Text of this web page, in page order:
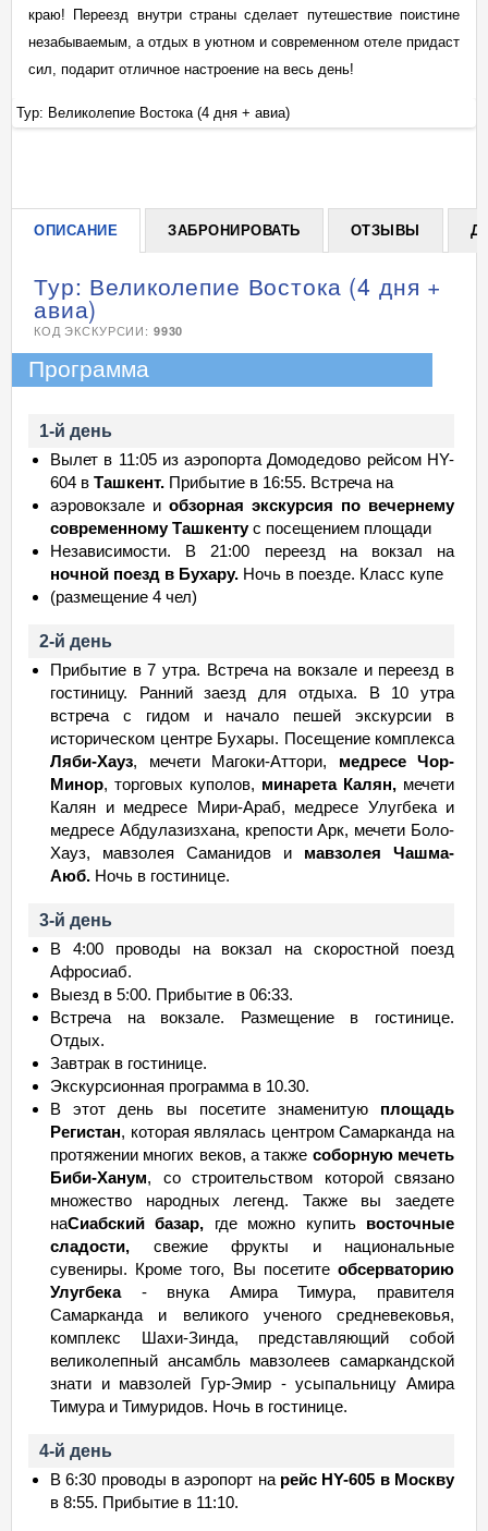
краю! Переезд внутри страны сделает путешествие поистине
незабываемым, а отдых в уютном и современном отеле придаст
сил, подарит отличное настроение на весь день!
Тур: Великолепие Востока (4 дня + авиа)
ОПИСАНИЕ ЗАБРОНИРОВАТЬ ОТЗЫВЫ
Тур: Великолепие Востока (4 дня +
авиа)
КОД ЭКСКУРСИИ: 9930
Программа
1-й день
Вылет в 11:05 из аэропорта Домодедово рейсом HY-
604 в Ташкент. Прибытие в 16:55. Встреча на
аэровокзале и обзорная экскурсия по вечернему
современному Ташкентус посещением площади
Независимости. В 21:00 переезд на вокзал на
ночной поезд в Бухару. Ночь в поезде. Класс купе
(размещение 4 чел)
2-й день
Прибытие в 7 утра. Встреча на вокзале и переезд в
гостиницу. Ранний заезд для отдыха. В 10 утра
встреча с гидом и начало пешей экскурсии в
историческом центре Бухары. Посещение комплекса
Ляби-Хауз, мечети Магоки-Аттори, медресе Чор-
Минор, торговых куполов, минарета Калян, мечети
Калян и медресе Мири-Араб, медресе Улугбека и
медресе Абдулазизхана, крепости Арк, мечети Боло-
Хауз, мавзолея Саманидов и мавзолея Чашма-
Аюб. Ночь в гостинице.
3-й день
В 4:00 проводы на вокзал на скоростной поезд
Афросиаб.
Выезд в 5:00. Прибытие в 06:33.
Встреча на вокзале. Размещение в гостинице.
Отдых.
Завтрак в гостинице.
Экскурсионная программа в 10.30.
В этот день вы посетите знаменитуюплощадь
Регистан, которая являлась центром Самарканда на
протяжении многих веков, а также соборную мечеть
Биби-Ханум, со строительством которой связано
множество народных легенд. Также вы заедете
наСиабский базар, где можно купить восточные
сладости, свежие фрукты и национальные
сувениры. Кроме того, Вы посетите обсерваторию
Улугбека- внука Амира Тимура, правителя
Самарканда и великого ученого средневековья,
комплекс Шахи-Зинда, представляющий собой
великолепный ансамбль мавзолеев самаркандской
знати и мавзолей Гур-Эмир - усыпальницу Амира
Тимура и Тимуридов. Ночь в гостинице.
4-й день
В 6:30 проводы в аэропорт нарейс HY-605 в Москву
в 8:55. Прибытие в 11:10.